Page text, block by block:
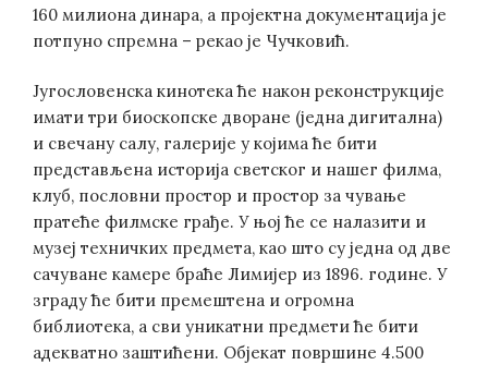
160 милиона динара, а пројектна документација је
потпуно спремна – рекао је Чучковић.
Југословенска кинотека ће након реконструкције
имати три биоскопске дворане (једна дигитална)
и свечану салу, галерије у којима ће бити
представљена историја светског и нашег филма,
клуб, пословни простор и простор за чување
пратеће филмске грађе. У њој ће се налазити и
музеј техничких предмета, као што су једна од две
сачуване камере браће Лимијер из 1896. године. У
зграду ће бити премештена и огромна
библиотека, а сви уникатни предмети ће бити
адекватно заштићени. Објекат површине 4.500